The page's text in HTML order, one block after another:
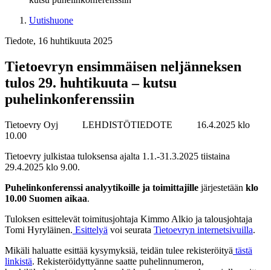
Uutishuone
Tiedote, 16 huhtikuuta 2025
Tietoevryn ensimmäisen neljänneksen
tulos 29. huhtikuuta – kutsu
puhelinkonferenssiin
Tietoevry Oyj LEHDISTÖTIEDOTE
16.4.2025 klo
10.00
Tietoevry julkistaa tuloksensa ajalta 1.1.-31.3.2025 tiistaina
29.4.2025 klo 9.00.
Puhelinkonferenssi analyytikoille ja toimittajille järjestetään klo
10.00 Suomen aikaa.
Tuloksen esittelevät toimitusjohtaja Kimmo Alkio ja talousjohtaja
Tomi Hyryläinen. Esittelyä voi seurata Tietoevryn internetsivuilla.
Mikäli haluatte esittää kysymyksiä, teidän tulee rekisteröityä tästä
linkistä. Rekisteröidyttyänne saatte puhelinnumeron,